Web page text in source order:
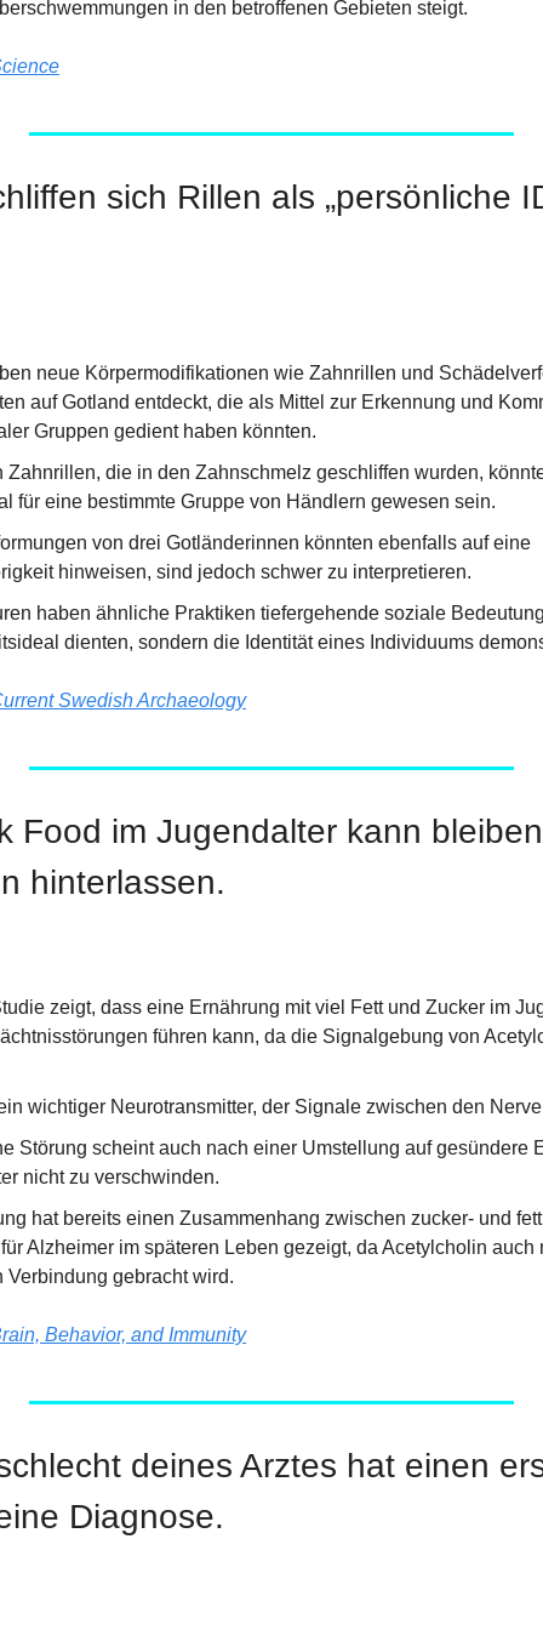
in den betroffenen Gebieten steigt.
sich Rillen als „persönliche
neue Körpermodifikationen wie Zahnrillen und
auf Gotland entdeckt, die als Mittel zur Erkennung und
Gruppen gedient haben könnten.
Zahnrillen, die in den Zahnschmelz geschliffen wurden,
für eine bestimmte Gruppe von Händlern gewesen sein.
von drei Gotländerinnen könnten ebenfalls auf eine
hinweisen, sind jedoch schwer zu interpretieren.
haben ähnliche Praktiken tiefergehende soziale
dienten, sondern die Identität eines Individuums
Swedish Archaeology
Food im Jugendalter kann
hinterlassen.
zeigt, dass eine Ernährung mit viel Fett und Zucker im
führen kann, da die Signalgebung von
wichtiger Neurotransmitter, der Signale zwischen den
Störung scheint auch nach einer Umstellung auf gesündere
nicht zu verschwinden.
hat bereits einen Zusammenhang zwischen zucker- und
Alzheimer im späteren Leben gezeigt, da Acetylcholin auch
Verbindung gebracht wird.
Behavior, and Immunity
deines Arztes hat einen
Diagnose.